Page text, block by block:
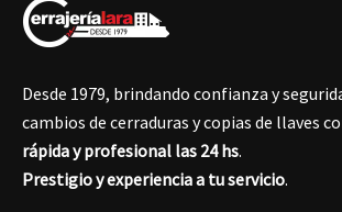
Desde 1979, brindando confianza y
cambios de cerraduras y copias de llaves
rápida y profesional las 24 hs.
Prestigio y experiencia a tu servicio.